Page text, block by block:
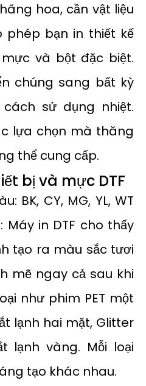
hoa, cần vật liệu
phép bạn in thiết kế
và bột đặc biệt.
chúng sang bất kỳ
sử dụng nhiệt.
lựa chọn mà thăng
thể cung cấp.
bị và mực DTF
BK, CY, MG, YL, WT
in DTF cho thấy
tạo ra màu sắc tươi
mẽ ngay cả sau khi
như phim PET một
lạnh hai mặt, Glitter
lạnh vàng. Mỗi loại
tạo khác nhau.